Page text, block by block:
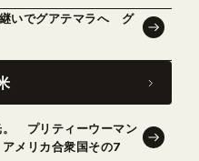
いでグアテマラへ グ
プリティーウーマン
メリカ合衆国その7